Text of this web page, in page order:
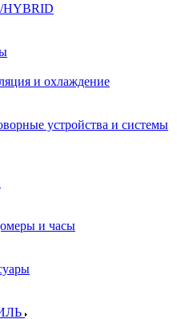
HYBRID
и охлаждение
устройства и системы
и часы